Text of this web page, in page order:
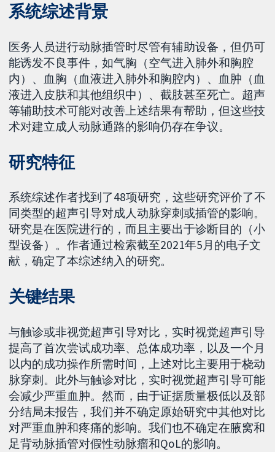
系统综述背景
医务人员进行动脉插管时尽管有辅助设备，但仍可
能诱发不良事件，如气胸（空气进入肺外和胸腔
内）、血胸（血液进入肺外和胸腔内）、血肿（血
液进入皮肤和其他组织中）、截肢甚至死亡。超声
等辅助技术可能对改善上述结果有帮助，但这些技
术对建立成人动脉通路的影响仍存在争议。
研究特征
系统综述作者找到了48项研究，这些研究评价了不
同类型的超声引导对成人动脉穿刺或插管的影响。
研究是在医院进行的，而且主要出于诊断目的（小
型设备）。作者通过检索截至2021年5月的电子文
献，确定了本综述纳入的研究。
关键结果
与触诊或非视觉超声引导对比，实时视觉超声引导
提高了首次尝试成功率、总体成功率，以及一个月
以内的成功操作所需时间，上述对比主要用于桡动
脉穿刺。此外与触诊对比，实时视觉超声引导可能
会减少严重血肿。然而，由于证据质量极低以及部
分结局未报告，我们并不确定原始研究中其他对比
对严重血肿和疼痛的影响。我们也不确定在腋窝和
足背动脉插管对假性动脉瘤和QoL的影响。